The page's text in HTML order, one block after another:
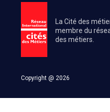
La Cité des
membre du
des métiers.
Copyright @ 2026